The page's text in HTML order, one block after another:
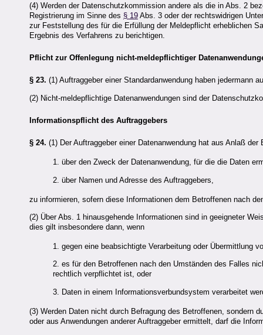
(4) Werden der Datenschutzkommission andere als die in Abs. 2
Registrierung im Sinne des § 19 Abs. 3 oder der rechtswidrigen
zur Feststellung des für die Erfüllung der Meldepflicht erheblichen
Ergebnis des Verfahrens zu berichtigen.
Pflicht zur Offenlegung nicht-meldepflichtiger
§ 23. (1) Auftraggeber einer Standardanwendung haben jedermann
(2) Nicht-meldepflichtige Datenanwendungen sind der
Informationspflicht des Auftraggebers
§ 24. (1) Der Auftraggeber einer Datenanwendung hat aus Anlaß
1. über den Zweck der Datenanwendung, für die die Daten
2. über Namen und Adresse des Auftraggebers,
zu informieren, sofern diese Informationen dem Betroffenen nach
(2) Über Abs. 1 hinausgehende Informationen sind in geeigneter
dies gilt insbesondere dann, wenn
1. gegen eine beabsichtigte Verarbeitung oder Übermittlung
2. es für den Betroffenen nach den Umständen des Falles
rechtlich verpflichtet ist, oder
3. Daten in einem Informationsverbundsystem verarbeitet
(3) Werden Daten nicht durch Befragung des Betroffenen, sondern
oder aus Anwendungen anderer Auftraggeber ermittelt, darf die